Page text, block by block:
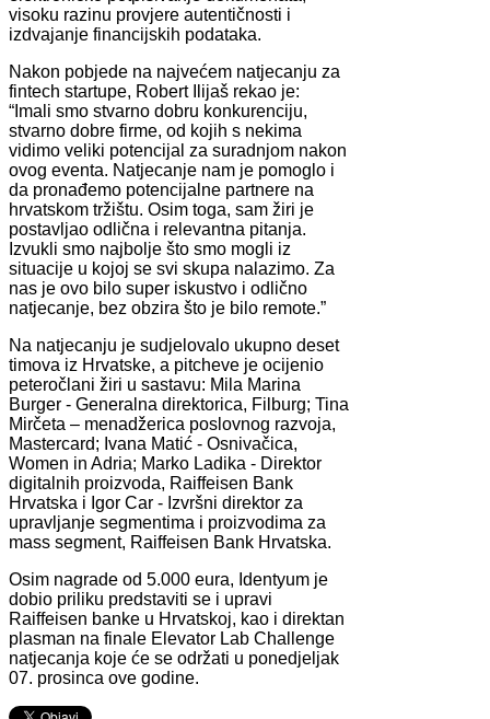
visoku razinu provjere autentičnosti i
izdvajanje financijskih podataka.
Nakon pobjede na najvećem natjecanju za
fintech startupe, Robert Ilijaš rekao je:
“Imali smo stvarno dobru konkurenciju,
stvarno dobre firme, od kojih s nekima
vidimo veliki potencijal za suradnjom nakon
ovog eventa. Natjecanje nam je pomoglo i
da pronađemo potencijalne partnere na
hrvatskom tržištu. Osim toga, sam žiri je
postavljao odlična i relevantna pitanja.
Izvukli smo najbolje što smo mogli iz
situacije u kojoj se svi skupa nalazimo. Za
nas je ovo bilo super iskustvo i odlično
natjecanje, bez obzira što je bilo remote.”
Na natjecanju je sudjelovalo ukupno deset
timova iz Hrvatske, a pitcheve je ocijenio
peteročlani žiri u sastavu: Mila Marina
Burger - Generalna direktorica, Filburg; Tina
Mirčeta – menadžerica poslovnog razvoja,
Mastercard; Ivana Matić - Osnivačica,
Women in Adria; Marko Ladika - Direktor
digitalnih proizvoda, Raiffeisen Bank
Hrvatska i Igor Car - Izvršni direktor za
upravljanje segmentima i proizvodima za
mass segment, Raiffeisen Bank Hrvatska.
Osim nagrade od 5.000 eura, Identyum je
dobio priliku predstaviti se i upravi
Raiffeisen banke u Hrvatskoj, kao i direktan
plasman na finale Elevator Lab Challenge
natjecanja koje će se održati u ponedjeljak
07. prosinca ove godine.